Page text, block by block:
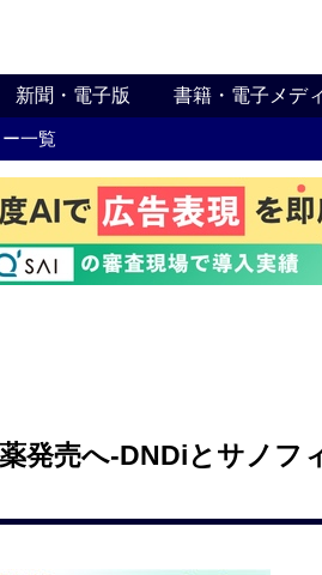
新聞・電子版 書籍・電子メデ
一覧
発売へ‐DNDiとサノフ